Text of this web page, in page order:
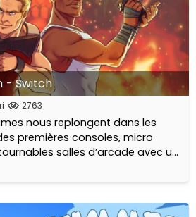
- Switch
2763
nous replongent dans les
premières consoles, micro
salles d’arcade avec un
run & gun vue de dessus, j’ai
!